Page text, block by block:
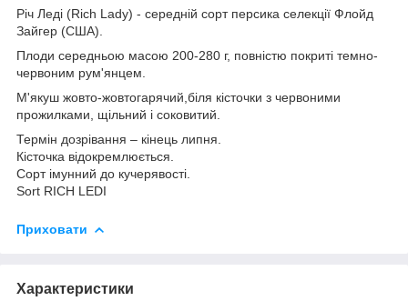
Річ Леді (Rich Lady) - середній сорт персика селекції Флойд
Зайгер (США).
Плоди середньою масою 200-280 г, повністю покриті темно-
червоним рум'янцем.
М'якуш жовто-жовтогарячий,біля кісточки з червоними
прожилками, щільний і соковитий.
Термін дозрівання – кінець липня.
Кісточка відокремлюється.
Сорт імунний до кучерявості.
Sort RICH LEDI
Приховати
Характеристики